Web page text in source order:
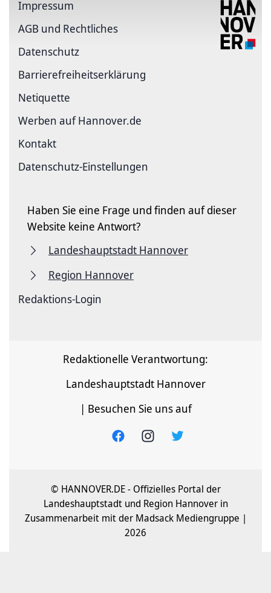
Impressum
AGB und Rechtliches
Datenschutz
Barriere­freiheits­erklärung
Netiquette
Werben auf Hannover.de
Kontakt
Datenschutz-Einstellungen
Haben Sie eine Frage und finden auf dieser
Website keine Antwort?
Landeshauptstadt Hannover
Region Hannover
Redaktions-Login
Redaktionelle Verantwortung:
Landeshauptstadt Hannover
| Besuchen Sie uns auf
© HANNOVER.DE - Offizielles Portal der
Landeshauptstadt und Region Hannover in
Zusammenarbeit mit der Madsack Mediengruppe |
2026